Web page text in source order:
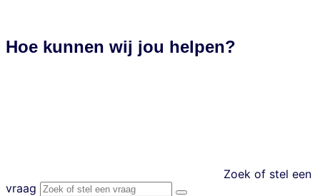
Hoe kunnen wij jou helpen?
Zoek of stel een
vraag